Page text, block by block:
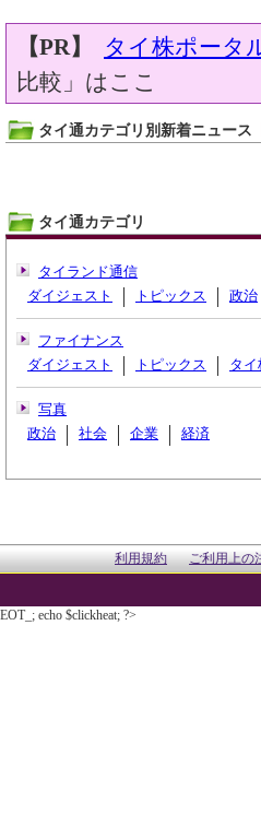
【PR】 タイ株ポータ
比較」はここ
タイ通カテゴリ別新着ニュース
タイ通カテゴリ
タイランド通信
ダイジェスト
トピックス 政治
ファイナンス
ダイジェスト
トピックス タ
写真
政治
社会 企業 経済
利用規約 ご利用上の
EOT_; echo $clickheat; ?>